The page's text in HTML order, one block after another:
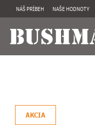
NÁŠ PRÍBEH NAŠE HODNOTY
AKCIA